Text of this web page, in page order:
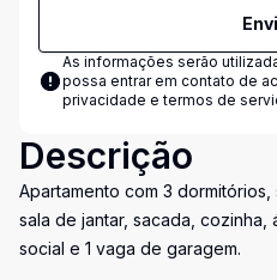
As informações serão
possa entrar em contato de
privacidade e termos de
Descrição
Apartamento com 3 dormitórios,
sala de jantar, sacada,
social e 1 vaga de garagem.